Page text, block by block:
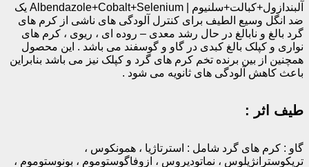
آلبندازول+کبالت+سلنیوم | Albendazole+Cobalt+Selenium یک
ضد انگل وسیع الطیف برای کنترل آلودگی های ناشی از کرم های
گرد بالغ و نابالغ در حال رشد معدی – روده ای ، ریوی ، کرم های
نواری و کپلک بالغ کبدی در گاو و گوسفند می باشد . این محصول
همچنین از بین برنده تخم کرم های گرد و کپلک نیز می باشد بنابراین
باعث کاهش آلودگی های ثانویه می شود .
طیف اثر :
گاو : کرم های گرد شامل : استرتاژیا ، همونکوس ،
تریکوسترانژیلوس ، نماتودیروس ، ازوفاگوستوموم ، بونوستوموم ،